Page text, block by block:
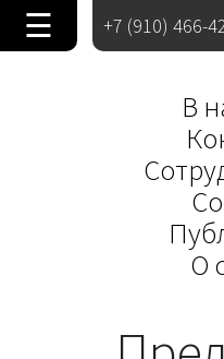
☰ +7 (910) 466-
В
О